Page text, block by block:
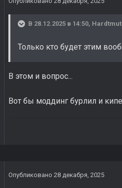
В 28.12.2025 в 14:50,
Только кто будет этим
В этом и вопрос...
Вот бы моддинг бурлил и
Опубликовано 28 декабря, 2025